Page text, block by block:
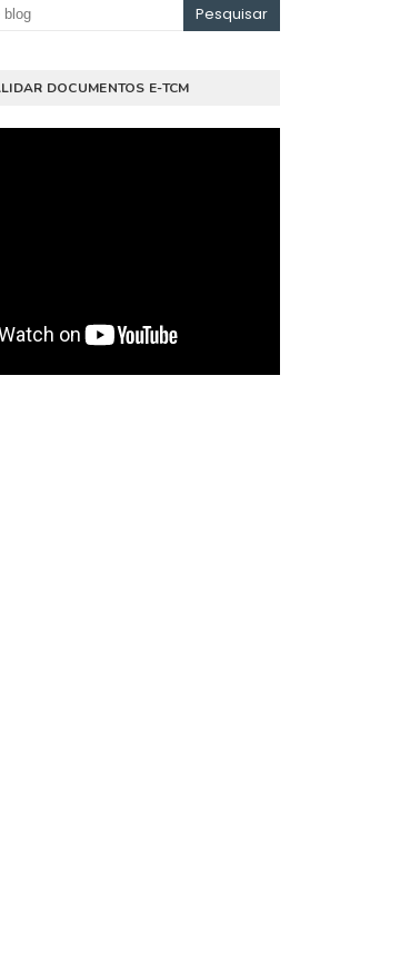
DOCUMENTOS E-TCM